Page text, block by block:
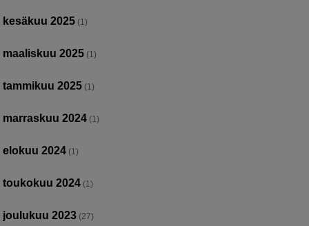
kesäkuu 2025 (1)
maaliskuu 2025 (1)
tammikuu 2025 (1)
marraskuu 2024 (1)
elokuu 2024 (1)
toukokuu 2024 (1)
joulukuu 2023 (27)